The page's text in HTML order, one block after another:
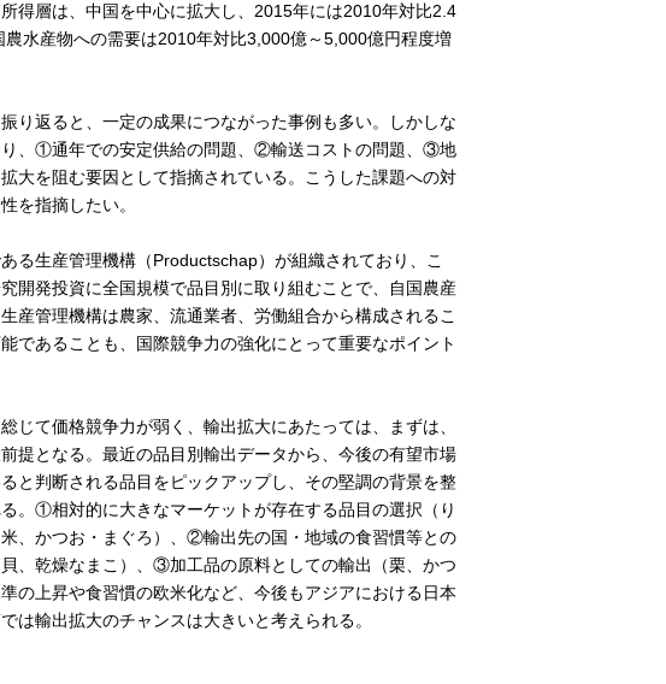
得層は、中国を中心に拡大し、2015年には2010年対比2.4
水産物への需要は2010年対比3,000億～5,000億円程度増
り返ると、一定の成果につながった事例も多い。しかしな
、①通年での安定供給の問題、②輸送コストの問題、③地
大を阻む要因として指摘されている。こうした課題への対
を指摘したい。
る生産管理機構（Productschap）が組織されており、こ
発投資に全国規模で品目別に取り組むことで、自国農産
産管理機構は農家、流通業者、労働組合から構成されるこ
であることも、国際競争力の強化にとって重要なポイント
じて価格競争力が弱く、輸出拡大にあたっては、まずは、
提となる。最近の品目別輸出データから、今後の有望市場
と判断される品目をピックアップし、その堅調の背景を整
。①相対的に大きなマーケットが存在する品目の選択（り
、かつお・まぐろ）、②輸出先の国・地域の食習慣等との
、乾燥なまこ）、③加工品の原料としての輸出（栗、かつ
の上昇や食習慣の欧米化など、今後もアジアにおける日本
は輸出拡大のチャンスは大きいと考えられる。